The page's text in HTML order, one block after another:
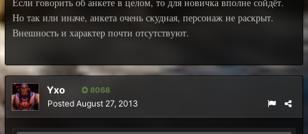
Но так или иначе, анкета очень скудная, персонаж не раскрыт.
Внешность и характер почти отсутствуют.
Yxo 8068
Posted August 27, 2013